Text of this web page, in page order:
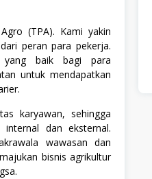
(TPA). Kami yakin
peran para pekerja.
yang baik bagi para
untuk mendapatkan
karyawan, sehingga
dan eksternal.
wawasan dan
bisnis agrikultur